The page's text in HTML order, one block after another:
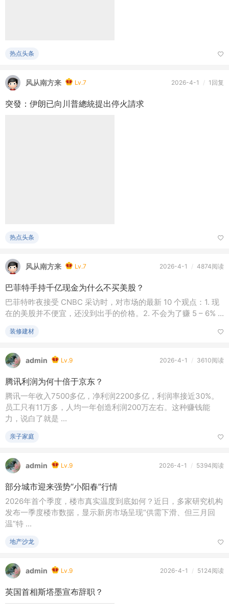
热点头条
风从南方来 Lv.7 2026-4-1 / 1回复
突發：伊朗已向川普總統提出停火請求
热点头条
风从南方来 Lv.7 2026-4-1 / 4874阅读
巴菲特手持千亿现金为什么不买美股？
巴菲特昨夜接受 CNBC 采访时，对市场的最新 10 个观点：1. 现
在的美股并不便宜，还没到出手的价格。2. 不会为了赚 5 – 6% ...
装修建材
admin Lv.9 2026-4-1 / 3610阅读
腾讯利润为何十倍于京东？
腾讯一年收入7500多亿，净利润2200多亿，利润率接近30%。
员工只有11万多，人均一年创造利润200万左右。这种赚钱能
力，说白了就是 ...
亲子家庭
admin Lv.9 2026-4-1 / 5394阅读
部分城市迎来强势“小阳春”行情
2026年首个季度，楼市真实温度到底如何？近日，多家研究机构
发布一季度楼市数据，显示新房市场呈现“供需下滑、但三月回
温”特 ...
地产沙龙
admin Lv.9 2026-4-1 / 5124阅读
英国首相斯塔墨宣布辞职？